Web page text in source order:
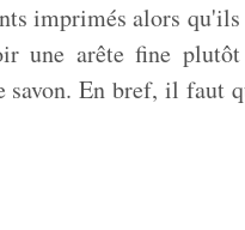
imprimés alors
une arête fine
savon. En bref, il faut